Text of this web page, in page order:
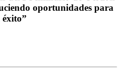
oportunidades para
éxito”